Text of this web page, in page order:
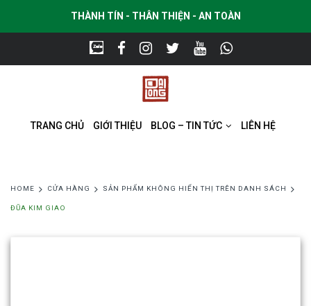
THÀNH TÍN - THÂN THIỆN - AN TOÀN
TRANG CHỦ GIỚI THIỆU BLOG – TIN TỨC LIÊN HỆ
HOME CỬA HÀNG SẢN PHẨM KHÔNG HIỂN THỊ TRÊN DANH SÁCH
ĐŨA KIM GIAO